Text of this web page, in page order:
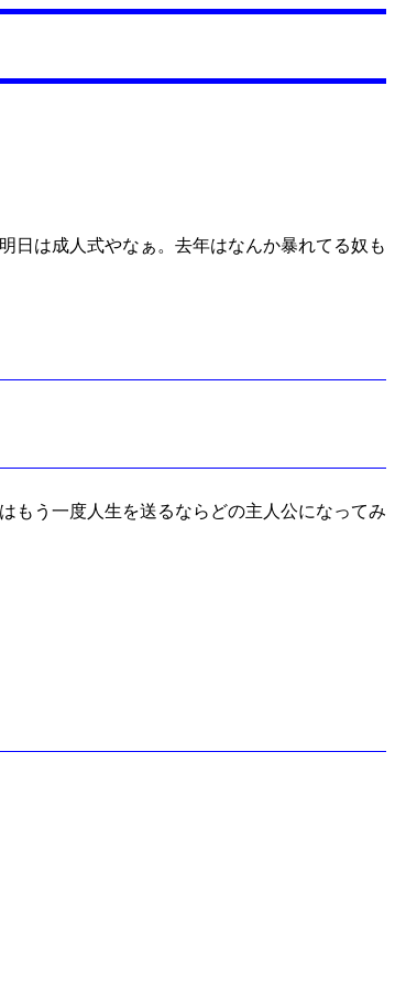
日は成人式やなぁ。去年はなんか暴れてる奴も
もう一度人生を送るならどの主人公になってみ